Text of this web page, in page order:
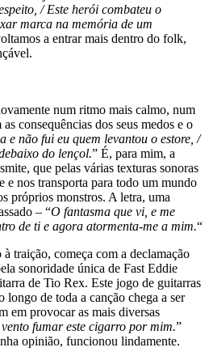
/ Este herói combateu o
marca na memória de um
a entrar mais dentro do folk,
num ritmo mais calmo, num
consequências dos seus medos e o
e não fui eu quem levantou o estore, /
do lençol.” É, para mim, a
que pelas várias texturas sonoras
e nos transporta para todo um mundo
próprios monstros. A letra, uma
– “O fantasma que vi, e me
de ti e agora atormenta-me a mim.“
à traição, começa com a declamação
sonoridade única de Fast Eddie
de Tio Rex. Este jogo de guitarras
longo de toda a canção chega a ser
em provocar as mais diversas
fumar este cigarro por mim.”
opinião, funcionou lindamente.